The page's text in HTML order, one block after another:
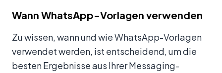
Wann WhatsApp-Vorlagen verwenden
Zu wissen, wann und wie WhatsApp-Vorlagen
verwendet werden, ist entscheidend, um die
besten Ergebnisse aus Ihrer Messaging-